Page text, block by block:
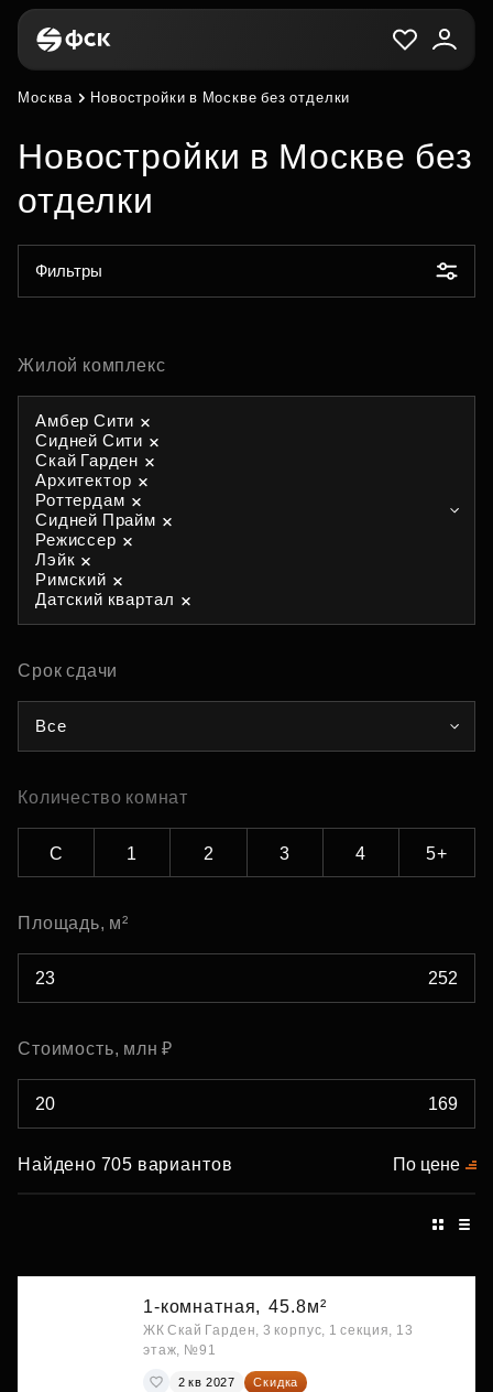
Москва Новостройки в Москве без отделки
Новостройки в Москве без
отделки
Фильтры
Жилой комплекс
Амбер Сити
Сидней Сити
Скай Гарден
Архитектор
Роттердам
Сидней Прайм
Режиссер
Лэйк
Римский
Датский квартал
Срок сдачи
Все
Количество комнат
С 1 2 3 4 5+
Площадь, м²
Стоимость, млн ₽
Найдено 705 вариантов По цене
1-комнатная, 45.8м²
ЖК Скай Гарден, 3 корпус, 1 секция, 13
этаж, №91
2 кв 2027
Скидка